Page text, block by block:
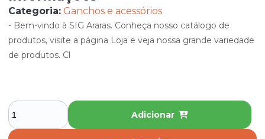
Categoria: Ganchos e acessórios
- Bem-vindo à SIG Araras. Conheça nosso catálogo de
produtos, visite a página Loja e veja nossa grande variedade
de produtos. Cl
Adicionar